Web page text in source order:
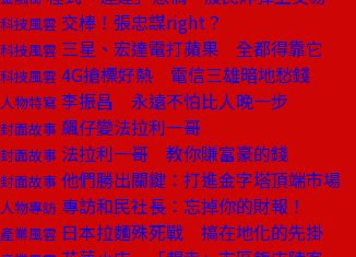
科技風雲 交棒！張忠謀right？
科技風雲 三星、宏達電打蘋果 全都得靠它
科技風雲 4G搶標好熱 電信三雄暗地愁錢
人物特寫 李振昌 永遠不怕比人晚一步
封面故事 飆仔變法拉利一哥
封面故事 法拉利一哥 教你賺富豪的錢
封面故事 他們勝出關鍵：打進金字塔頂端市場
人物專訪 專訪和民社長：忘掉你的財報！
產業風雲 日本拉麵殊死戰 搞在地化的先掛